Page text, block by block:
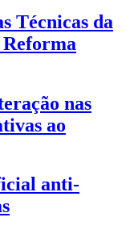
Técnicas da
Reforma
nas
ao
anti-